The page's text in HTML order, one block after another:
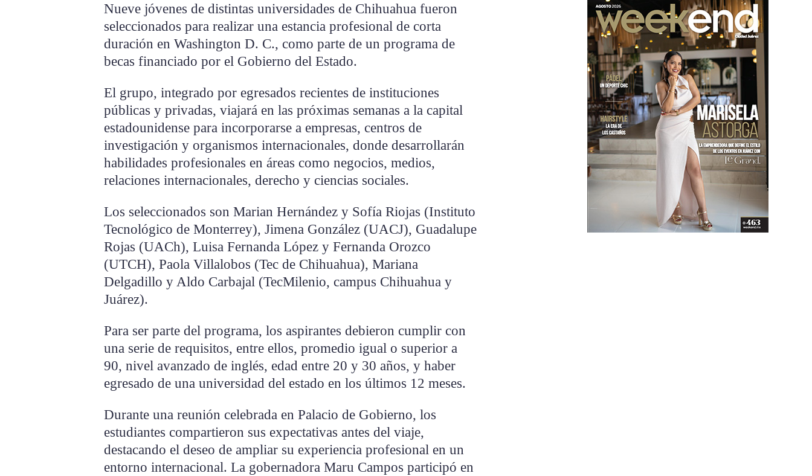
Nueve jóvenes de distintas universidades de Chihuahua fueron
seleccionados para realizar una estancia profesional de corta
duración en Washington D. C., como parte de un programa de
becas financiado por el Gobierno del Estado.
El grupo, integrado por egresados recientes de instituciones
públicas y privadas, viajará en las próximas semanas a la capital
estadounidense para incorporarse a empresas, centros de
investigación y organismos internacionales, donde desarrollarán
habilidades profesionales en áreas como negocios, medios,
relaciones internacionales, derecho y ciencias sociales.
Los seleccionados son Marian Hernández y Sofía Riojas (Instituto
Tecnológico de Monterrey), Jimena González (UACJ), Guadalupe
Rojas (UACh), Luisa Fernanda López y Fernanda Orozco
(UTCH), Paola Villalobos (Tec de Chihuahua), Mariana
Delgadillo y Aldo Carbajal (TecMilenio, campus Chihuahua y
Juárez).
Para ser parte del programa, los aspirantes debieron cumplir con
una serie de requisitos, entre ellos, promedio igual o superior a
90, nivel avanzado de inglés, edad entre 20 y 30 años, y haber
egresado de una universidad del estado en los últimos 12 meses.
Durante una reunión celebrada en Palacio de Gobierno, los
estudiantes compartieron sus expectativas antes del viaje,
destacando el deseo de ampliar su experiencia profesional en un
entorno internacional. La gobernadora Maru Campos participó en